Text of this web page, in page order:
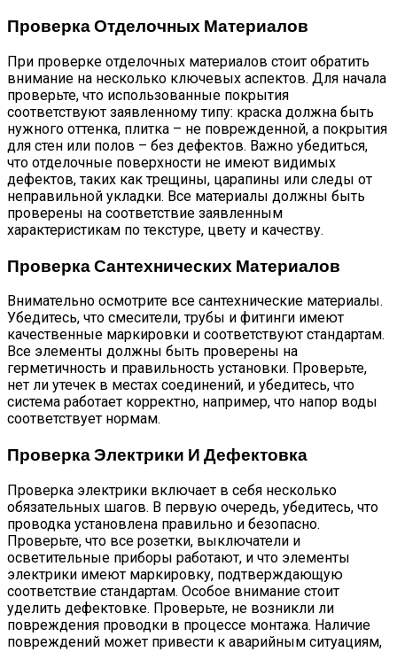
Проверка Отделочных Материалов
При проверке отделочных материалов стоит обратить
внимание на несколько ключевых аспектов. Для начала
проверьте, что использованные покрытия
соответствуют заявленному типу: краска должна быть
нужного оттенка, плитка – не поврежденной, а покрытия
для стен или полов – без дефектов. Важно убедиться,
что отделочные поверхности не имеют видимых
дефектов, таких как трещины, царапины или следы от
неправильной укладки. Все материалы должны быть
проверены на соответствие заявленным
характеристикам по текстуре, цвету и качеству.
Проверка Сантехнических Материалов
Внимательно осмотрите все сантехнические материалы.
Убедитесь, что смесители, трубы и фитинги имеют
качественные маркировки и соответствуют стандартам.
Все элементы должны быть проверены на
герметичность и правильность установки. Проверьте,
нет ли утечек в местах соединений, и убедитесь, что
система работает корректно, например, что напор воды
соответствует нормам.
Проверка Электрики И Дефектовка
Проверка электрики включает в себя несколько
обязательных шагов. В первую очередь, убедитесь, что
проводка установлена правильно и безопасно.
Проверьте, что все розетки, выключатели и
осветительные приборы работают, и что элементы
электрики имеют маркировку, подтверждающую
соответствие стандартам. Особое внимание стоит
уделить дефектовке. Проверьте, не возникли ли
повреждения проводки в процессе монтажа. Наличие
повреждений может привести к аварийным ситуациям,